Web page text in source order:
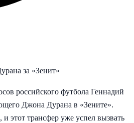
за «Зенит»
российского футбола Геннадий
Джона Дурана в «Зените».
этот трансфер уже успел вызвать